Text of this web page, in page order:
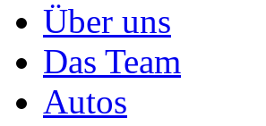
Über uns
Das Team
Autos